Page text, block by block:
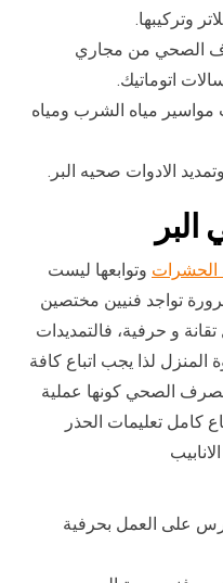
وتركيبها.
الصحي من مجاري
اتوماتيك.
مياه الشرب ومياه
الادوات صحيه البر.
الحشرات وتوابعها ليست
تواجد فنيين مختصين
و حرفية، فالتمديدات
لذا يجب اتباع كافة
الصحي كونها عملية
كامل تعليمات الحذر
على العمل بحرفية